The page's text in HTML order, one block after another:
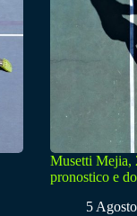
Musetti Mejia,
pronostico e
5